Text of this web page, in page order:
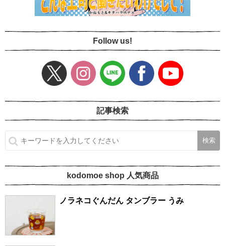
Follow us!
記事検索
kodomoe shop 人気商品
ノラネコぐんだん タンブラー うみ